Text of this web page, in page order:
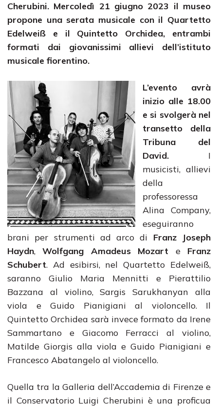
Cherubini. Mercoledì 21 giugno 2023 il museo
propone una serata musicale con il Quartetto
Edelweiß e il Quintetto Orchidea, entrambi
formati dai giovanissimi allievi dell’istituto
musicale fiorentino.
L’evento avrà
inizio alle 18.00
e si svolgerà nel
transetto della
Tribuna del
David. I
musicisti, allievi
della
professoressa
Alina Company,
eseguiranno
brani per strumenti ad arco di Franz Joseph
Haydn, Wolfgang Amadeus Mozart e Franz
Schubert. Ad esibirsi, nel Quartetto Edelweiß,
saranno Giulio Maria Mennitti e Pierattilio
Bazzana al violino, Sargis Sarukhanyan alla
viola e Guido Pianigiani al violoncello. Il
Quintetto Orchidea sarà invece formato da Irene
Sammartano e Giacomo Ferracci al violino,
Matilde Giorgis alla viola e Guido Pianigiani e
Francesco Abatangelo al violoncello.
Quella tra la Galleria dell’Accademia di Firenze e
il Conservatorio Luigi Cherubini è una proficua